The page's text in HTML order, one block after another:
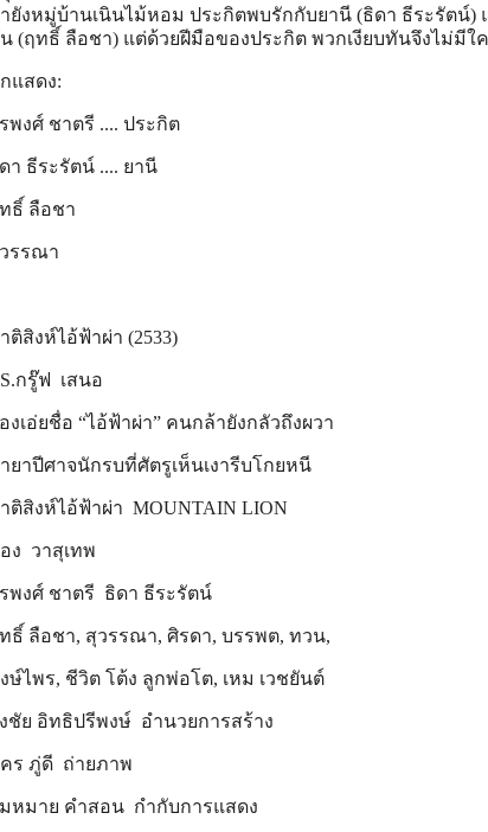
ยังหมู่บ้านเนินไม้หอม ประกิตพบรักกับยานี (ธิดา ธีระรัตน์)
(ฤทธิ์ ลือชา) แต่ด้วยฝีมือของประกิต พวกเงียบทันจึงไม่มีใ
แสดง:
พงศ์ ชาตรี .... ประกิต
า ธีระรัตน์ .... ยานี
ธิ์ ลือชา
รรณา
ติสิงห์ไอ้ฟ้าผ่า (2533)
กรู๊ฟ เสนอ
งเอ่ยชื่อ “ไอ้ฟ้าผ่า” คนกล้ายังกลัวถึงผวา
ยาปีศาจนักรบที่ศัตรูเห็นเงารีบโกยหนี
ติสิงห์ไอ้ฟ้าผ่า MOUNTAIN LION
ง วาสุเทพ
พงศ์ ชาตรี ธิดา ธีระรัตน์
ธิ์ ลือชา, สุวรรณา, ศิรดา, บรรพต, ทวน,
ษ์ไพร, ชีวิต โต้ง ลูกพ่อโต, เหม เวชยันต์
ชัย อิทธิปรีพงษ์ อำนวยการสร้าง
ร ภู่ดี ถ่ายภาพ
หมาย คำสอน กำกับการแสดง